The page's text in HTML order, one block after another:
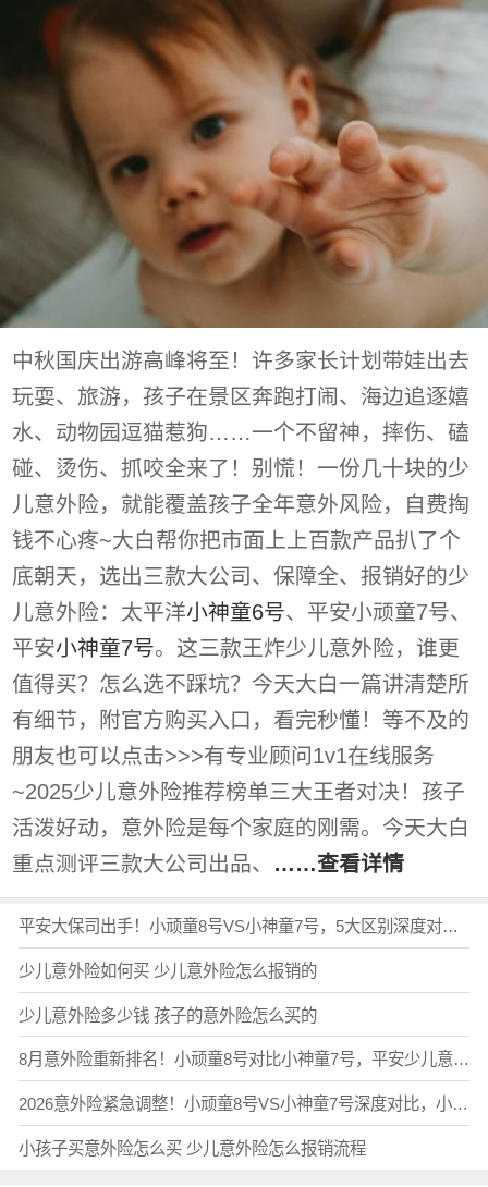
中秋国庆出游高峰将至！许多家长计划带娃出去
玩耍、旅游，孩子在景区奔跑打闹、海边追逐嬉
水、动物园逗猫惹狗……一个不留神，摔伤、磕
碰、烫伤、抓咬全来了！别慌！一份几十块的少
儿意外险，就能覆盖孩子全年意外风险，自费掏
钱不心疼~大白帮你把市面上上百款产品扒了个
底朝天，选出三款大公司、保障全、报销好的少
儿意外险：太平洋小神童6号、平安小顽童7号、
平安小神童7号。这三款王炸少儿意外险，谁更
值得买？怎么选不踩坑？今天大白一篇讲清楚所
有细节，附官方购买入口，看完秒懂！等不及的
朋友也可以点击>>>有专业顾问1v1在线服务
~2025少儿意外险推荐榜单三大王者对决！孩子
活泼好动，意外险是每个家庭的刚需。今天大白
重点测评三款大公司出品、 ……查看详情
平安大保司出手！小顽童8号VS小神童7号，5大区别深度对比，希望之星5号升级，横评小学童2号，少儿意外险哪款值得买？（含在线购买入口
少儿意外险如何买 少儿意外险怎么报销的
少儿意外险多少钱 孩子的意外险怎么买的
8月意外险重新排名！小顽童8号对比小神童7号，平安少儿意外险PK！对比小学童2号、希望之星5号，少儿学平险推荐买哪个？
2026意外险紧急调整！小顽童8号VS小神童7号深度对比，小蜜蜂畅享版降级，小学童2号、希望之星5号，少儿意外险哪款不踩坑？
小孩子买意外险怎么买 少儿意外险怎么报销流程